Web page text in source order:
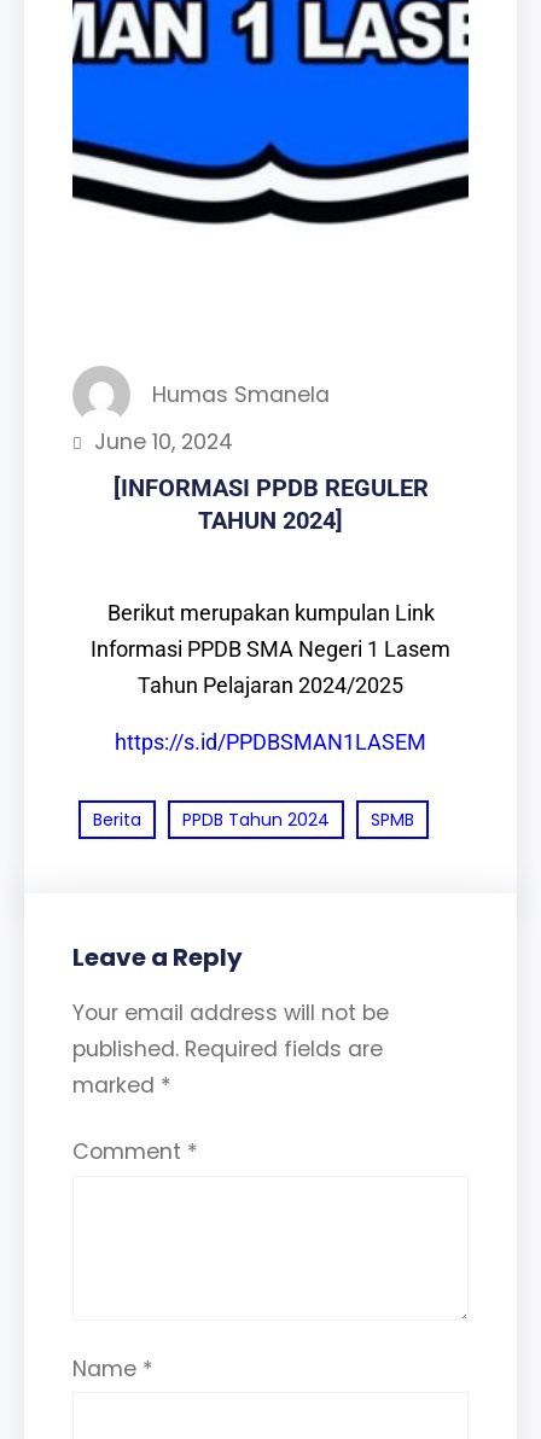
Humas Smanela
June 10, 2024
[INFORMASI PPDB REGULER
TAHUN 2024]
Berikut merupakan kumpulan Link
Informasi PPDB SMA Negeri 1 Lasem
Tahun Pelajaran 2024/2025
https://s.id/PPDBSMAN1LASEM
Berita PPDB Tahun 2024 SPMB
Leave a Reply
Your email address will not be
published. Required fields are
marked *
Comment *
Name *